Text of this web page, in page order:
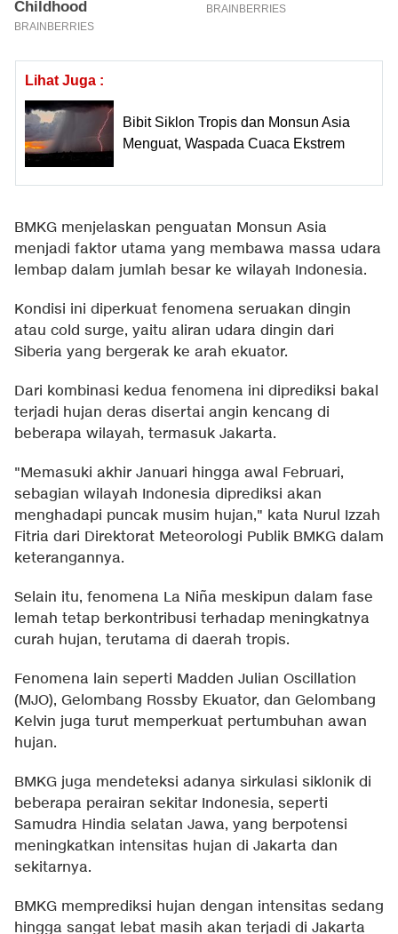
Lihat Juga :
Bibit Siklon Tropis dan Monsun Asia
Menguat, Waspada Cuaca Ekstrem
BMKG menjelaskan penguatan Monsun Asia
menjadi faktor utama yang membawa massa udara
lembap dalam jumlah besar ke wilayah Indonesia.
Kondisi ini diperkuat fenomena seruakan dingin
atau cold surge, yaitu aliran udara dingin dari
Siberia yang bergerak ke arah ekuator.
Dari kombinasi kedua fenomena ini diprediksi bakal
terjadi hujan deras disertai angin kencang di
beberapa wilayah, termasuk Jakarta.
"Memasuki akhir Januari hingga awal Februari,
sebagian wilayah Indonesia diprediksi akan
menghadapi puncak musim hujan," kata Nurul Izzah
Fitria dari Direktorat Meteorologi Publik BMKG dalam
keterangannya.
Selain itu, fenomena La Niña meskipun dalam fase
lemah tetap berkontribusi terhadap meningkatnya
curah hujan, terutama di daerah tropis.
Fenomena lain seperti Madden Julian Oscillation
(MJO), Gelombang Rossby Ekuator, dan Gelombang
Kelvin juga turut memperkuat pertumbuhan awan
hujan.
BMKG juga mendeteksi adanya sirkulasi siklonik di
beberapa perairan sekitar Indonesia, seperti
Samudra Hindia selatan Jawa, yang berpotensi
meningkatkan intensitas hujan di Jakarta dan
sekitarnya.
BMKG memprediksi hujan dengan intensitas sedang
hingga sangat lebat masih akan terjadi di Jakarta